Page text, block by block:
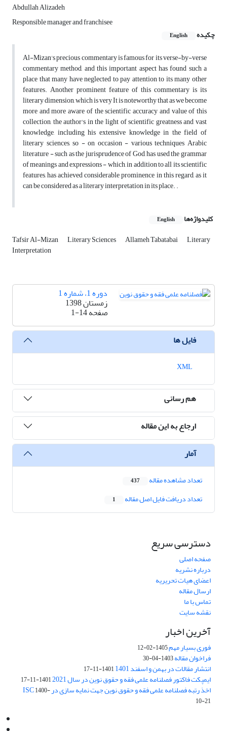
Abdullah Alizadeh
Responsible manager and franchisee
چکیده
English
Al-Mizan's precious commentary is famous for its verse-by-verse
commentary method, and this important aspect has found such a
place that many have neglected to pay attention to its many other
features. Another prominent feature of this commentary is its
literary dimension, which is very It is noteworthy that as we become
more and more aware of the scientific accuracy and value of this
collection, the author's in the light of scientific greatness and vast
knowledge, including his extensive knowledge in the field of
literary sciences, so - on occasion - various techniques Arabic
literature - such as the jurisprudence of God, has used the grammar
of meanings and expressions - which, in addition to all its scientific
features, has achieved considerable prominence in this regard, as it
can be considered as a literary interpretation in its place. .
کلیدواژه‌ها English
Tafsir Al-Mizan Literary Sciences Allameh Tabatabai Literary
Interpretation
دوره 1، شماره 1
زمستان 1398
صفحه1-14
فایل ها
هم رسانی
ارجاع به این مقاله
آمار
تعداد مشاهده مقاله 437
تعداد دریافت فایل اصل مقاله 1
دسترسی سریع
صفحه اصلی
درباره نشریه
اعضای هیات تحریریه
ارسال مقاله
تماس با ما
نقشه سایت
آخرین اخبار
فوری بسیار مهم1405-02-12
فراخوان مقاله1403-04-30
انتشار مقالات در بهمن و اسفند 1401 1401-11-17
ایمپکت فاکتور فصلنامه علمی فقه و حقوق نوین در سال 2021 1401-11-17
اخذ رتبه فصلنامه علمی فقه و حقوق نوین جهت نمایه سازی در ISC1400-
10-21